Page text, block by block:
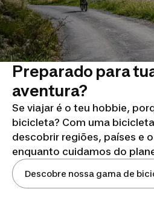
Preparado para
aventura?
Se viajar é o teu hobbie,
bicicleta? Com uma
descobrir regiões, países e
enquanto cuidamos do
Descobre nossa gama de